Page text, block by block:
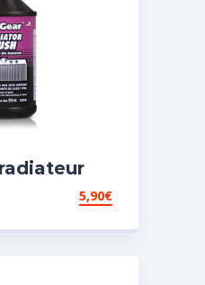
5,90€